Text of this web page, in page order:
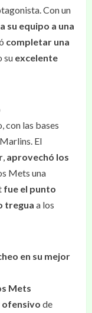
Con un
su equipo a una
completar una
su excelente
con las bases
El
aprovechó los
Mets una
fue el punto
tregua a los
en su mejor
Mets
de